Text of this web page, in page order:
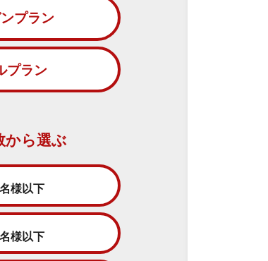
プラン
プラン
から選ぶ
名様以下
名様以下